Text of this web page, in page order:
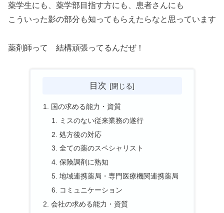
薬学生にも、薬学部目指す方にも、患者さんにも
こういった影の部分も知ってもらえたらなと思っています
薬剤師って 結構頑張ってるんだぜ！
目次
国の求める能力・資質
ミスのない従来業務の遂行
処方後の対応
全ての薬のスペシャリスト
保険調剤に熟知
地域連携薬局・専門医療機関連携薬局
コミュニケーション
会社の求める能力・資質